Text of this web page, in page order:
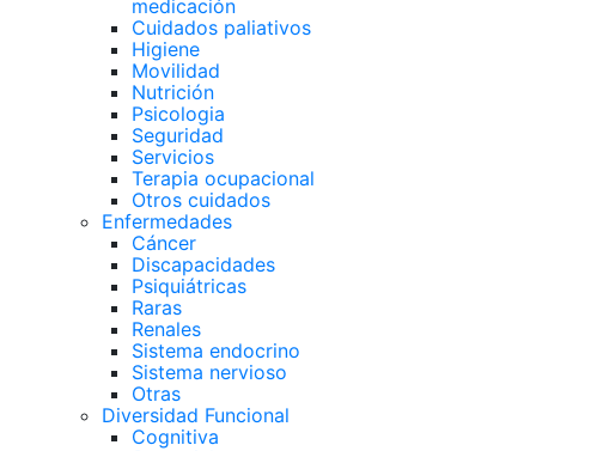
medicación
Cuidados paliativos
Higiene
Movilidad
Nutrición
Psicologia
Seguridad
Servicios
Terapia ocupacional
Otros cuidados
Enfermedades
Cáncer
Discapacidades
Psiquiátricas
Raras
Renales
Sistema endocrino
Sistema nervioso
Otras
Diversidad Funcional
Cognitiva